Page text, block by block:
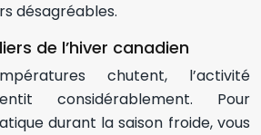
désagréables.
de l’hiver canadien
chutent, l’activité
considérablement. Pour
durant la saison froide, vous